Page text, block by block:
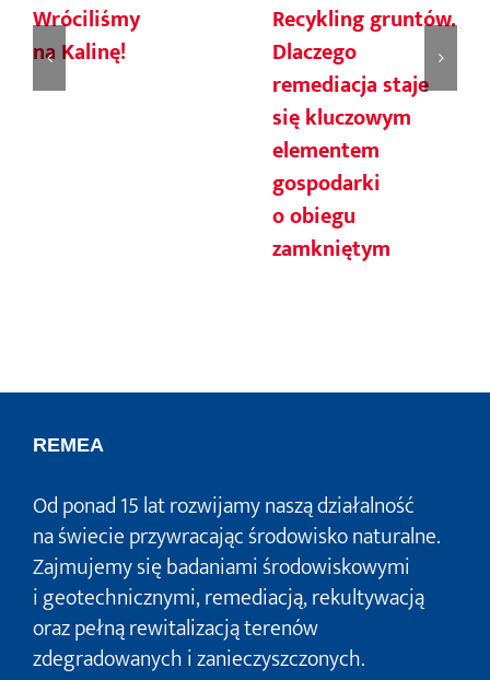
Wróciliśmy
na Kalinę!
Recykling gruntów.
Dlaczego
remediacja staje
się kluczowym
elementem
gospodarki
o obiegu
zamkniętym
REMEA
Od ponad 15 lat rozwijamy naszą działalność
na świecie przywracając środowisko naturalne.
Zajmujemy się badaniami środowiskowymi
i geotechnicznymi, remediacją, rekultywacją
oraz pełną rewitalizacją terenów
zdegradowanych i zanieczyszczonych.